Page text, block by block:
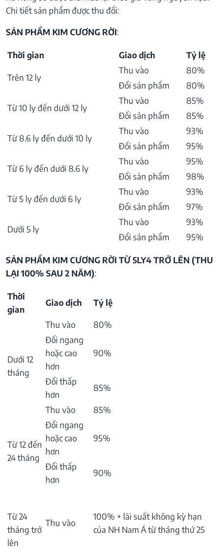
Chi tiết sản phẩm được thu đổi:
SẢN PHẨM KIM CƯƠNG RỜI:
Thời gian Giao dịch Tỷ lệ
Trên 12 ly
Thu vào
80%
Đổi sản phẩm
80%
Từ 10 ly đến dưới 12 ly
Thu vào
85%
Đổi sản phẩm
85%
Từ 8.6 ly đến dưới 10 ly
Thu vào
93%
Đổi sản phẩm
95%
Từ 6 ly đến dưới 8.6 ly
Thu vào
95%
Đổi sản phẩm
98%
Từ 5 ly đến dưới 6 ly
Thu vào
93%
Đổi sản phẩm
97%
Dưới 5 ly
Thu vào
93%
Đổi sản phẩm
95%
SẢN PHẨM KIM CƯƠNG RỜI TỪ 5LY4 TRỞ LÊN (THU
LẠI 100% SAU 2 NĂM):
Thời
gian
Giao dịch Tỷ lệ
Dưới 12
tháng
Thu vào
80%
Đổi ngang
hoặc cao
hơn
90%
Đổi thấp
hơn
85%
Từ 12 đến
24 tháng
Thu vào
85%
Đổi ngang
hoặc cao
hơn
95%
Đổi thấp
hơn
90%
Từ 24
tháng trở
lên
Thu vào
100% + lãi suất không kỳ hạn
của NH Nam Á từ tháng thứ 25